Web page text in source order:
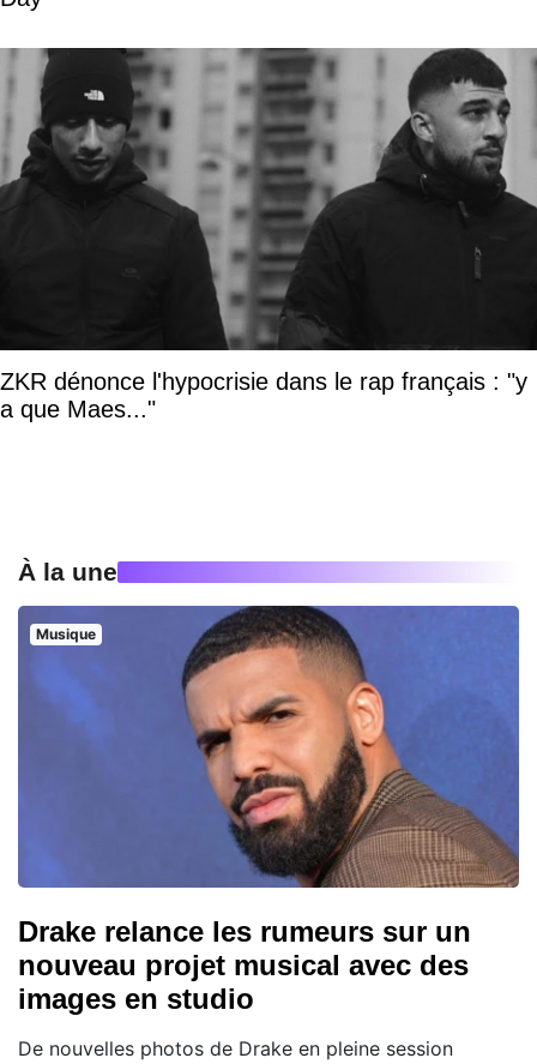
ZKR dénonce l'hypocrisie dans le rap français : "y
a que Maes..."
À la une
Musique
Drake relance les rumeurs sur un
nouveau projet musical avec des
images en studio
De nouvelles photos de Drake en pleine session